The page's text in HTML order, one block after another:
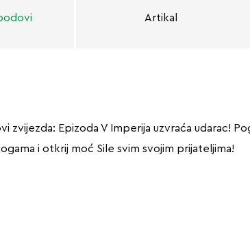
Artikal
zvijezda: Epizoda V Imperija uzvraća udarac!
i otkrij moć Sile svim svojim prijateljima!